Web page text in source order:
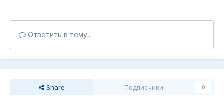
Ответить в тему...
Share Подписчики 0